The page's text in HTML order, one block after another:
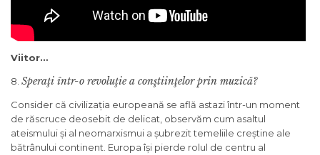
Viitor…
8. Speraţi într-o revoluţie a conştiinţelor prin muzică?
Consider că civilizația europeană se află astazi într-un moment
de răscruce deosebit de delicat, observăm cum asaltul
ateismului și al neomarxismui a șubrezit temeliile creștine ale
bătrânului continent. Europa își pierde rolul de centru al